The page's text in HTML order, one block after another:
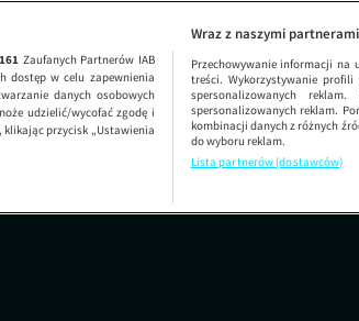
161 Zaufanych Partnerów IAB
dostęp w celu zapewnienia
danych osobowych
udzielić/wycofać zgodę i
przycisk „Ustawienia
Wraz z naszymi
Przechowywanie informacji
treści. Wykorzystywanie
spersonalizowanych
spersonalizowanych reklam.
kombinacji danych z różnych
do wyboru reklam.
Lista partnerów (dostawców)